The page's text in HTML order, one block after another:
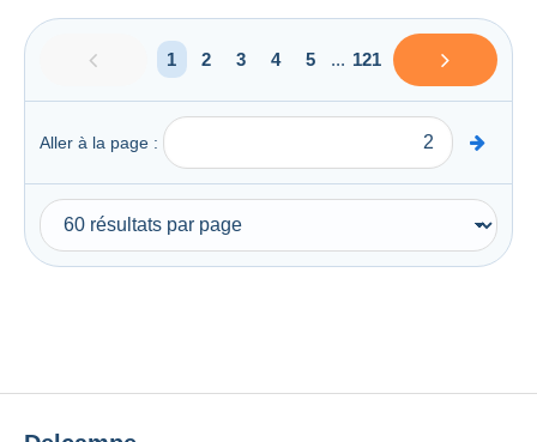
1 2 3 4 5 ... 121
Aller à la page :